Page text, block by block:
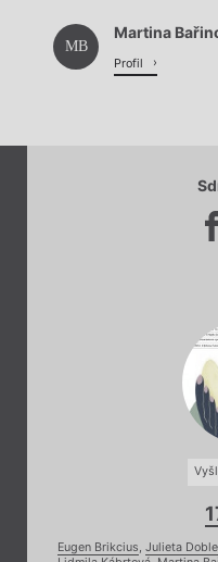
MB
Martina
Profil
Eugen Brikcius, Julieta